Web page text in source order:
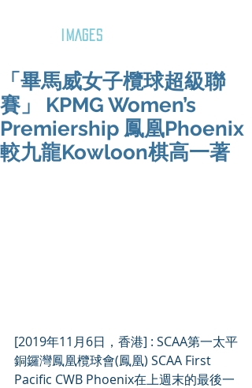
IMAGES
「畢馬威女子欖球超級聯
賽」 KPMG Women’s
Premiership 鳳凰Phoenix
較九龍Kowloon棋高一著
[2019年11月6日，香港] : SCAA第一太平
銅鑼灣鳳凰欖球會(鳳凰) SCAA First
Pacific CWB Phoenix在上週末的最後一